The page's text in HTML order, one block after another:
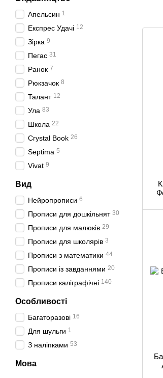
Апельсин 1
Експрес Удачі 12
Зірка 9
Пегас 31
Ранок 7
Рюкзачок 8
Талант 12
Ула 83
Школа 22
Crystal Book 26
Septima 5
Vivat 9
Вид
Нейропрописи 6
Прописи для дошкільнят 30
Прописи для малюків 29
Прописи для школярів 3
Прописи з математики 44
Прописи із завданнями 20
Прописи каліграфічні 140
Особливості
Багаторазові 16
Для шульги 1
З наліпками 53
Мова